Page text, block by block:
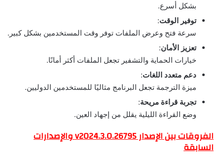
بشكل أسرع.
توفير الوقت:
سرعة فتح وعرض الملفات توفر وقت المستخدمين بشكل كبير.
تعزيز الأمان:
خيارات الحماية والتشفير تجعل الملفات أكثر أمانًا.
دعم متعدد اللغات:
ميزة الترجمة تجعل البرنامج مثاليًا للمستخدمين الدوليين.
تجربة قراءة مريحة:
وضع القراءة الليلية يقلل من إجهاد العين.
الفروقات بين الإصدار v2024.3.0.26795 والإصدارات
السابقة